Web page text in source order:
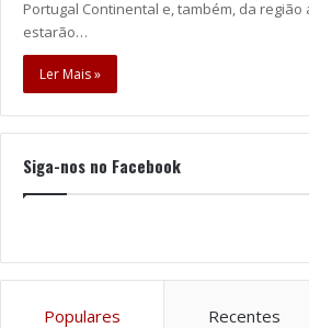
Portugal Continental e, também, da
estarão…
Ler Mais »
Siga-nos no Facebook
Populares Recentes